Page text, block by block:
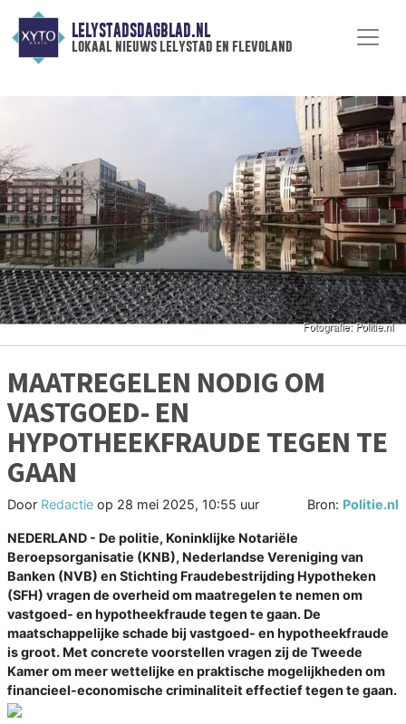
LELYSTADSDAGBLAD.NL
lokaal nieuws lelystad en flevoland
MAATREGELEN NODIG OM
VASTGOED- EN
HYPOTHEEKFRAUDE TEGEN TE
GAAN
Door Redactie op 28 mei 2025, 10:55 uur Bron: Politie.nl
NEDERLAND - De politie, Koninklijke Notariële
Beroepsorganisatie (KNB), Nederlandse Vereniging van
Banken (NVB) en Stichting Fraudebestrijding Hypotheken
(SFH) vragen de overheid om maatregelen te nemen om
vastgoed- en hypotheekfraude tegen te gaan. De
maatschappelijke schade bij vastgoed- en hypotheekfraude
is groot. Met concrete voorstellen vragen zij de Tweede
Kamer om meer wettelijke en praktische mogelijkheden om
financieel-economische criminaliteit effectief tegen te gaan.